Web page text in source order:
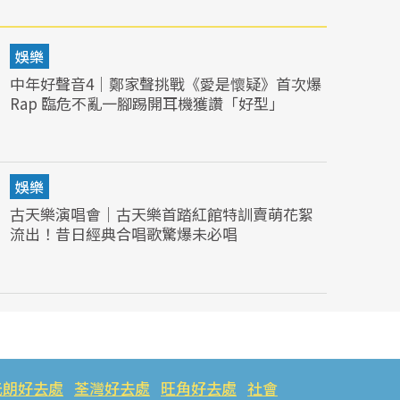
娛樂
中年好聲音4｜鄭家聲挑戰《愛是懷疑》首次爆
Rap 臨危不亂一腳踢開耳機獲讚「好型」
娛樂
古天樂演唱會｜古天樂首踏紅館特訓賣萌花絮
流出！昔日經典合唱歌驚爆未必唱
好去處 荃灣好去處 旺角好去處 社會